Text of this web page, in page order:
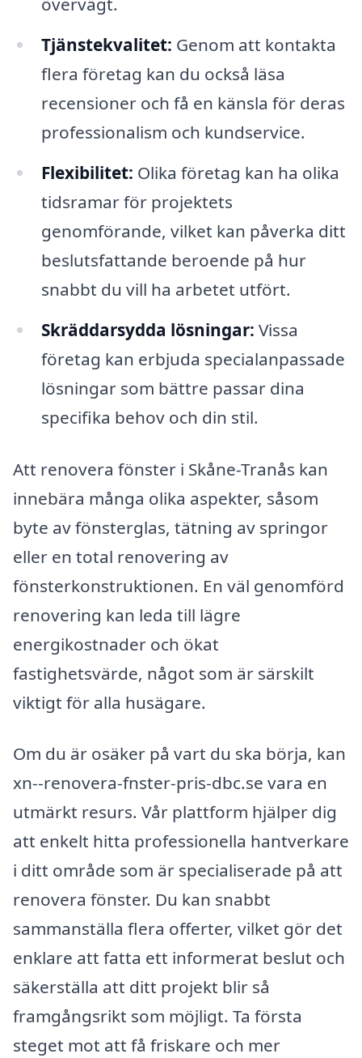
Tjänstekvalitet: Genom att kontakta
flera företag kan du också läsa
recensioner och få en känsla för deras
professionalism och kundservice.
Flexibilitet: Olika företag kan ha olika
tidsramar för projektets
genomförande, vilket kan påverka ditt
beslutsfattande beroende på hur
snabbt du vill ha arbetet utfört.
Skräddarsydda lösningar: Vissa
företag kan erbjuda specialanpassade
lösningar som bättre passar dina
specifika behov och din stil.
Att renovera fönster i Skåne-Tranås kan
innebära många olika aspekter, såsom
byte av fönsterglas, tätning av springor
eller en total renovering av
fönsterkonstruktionen. En väl genomförd
renovering kan leda till lägre
energikostnader och ökat
fastighetsvärde, något som är särskilt
viktigt för alla husägare.
Om du är osäker på vart du ska börja, kan
xn--renovera-fnster-pris-dbc.se vara en
utmärkt resurs. Vår plattform hjälper dig
att enkelt hitta professionella hantverkare
i ditt område som är specialiserade på att
renovera fönster. Du kan snabbt
sammanställa flera offerter, vilket gör det
enklare att fatta ett informerat beslut och
säkerställa att ditt projekt blir så
framgångsrikt som möjligt. Ta första
steget mot att få friskare och mer